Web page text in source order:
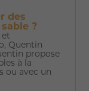
des
?
et
Quentin
propose
à la
ou avec un